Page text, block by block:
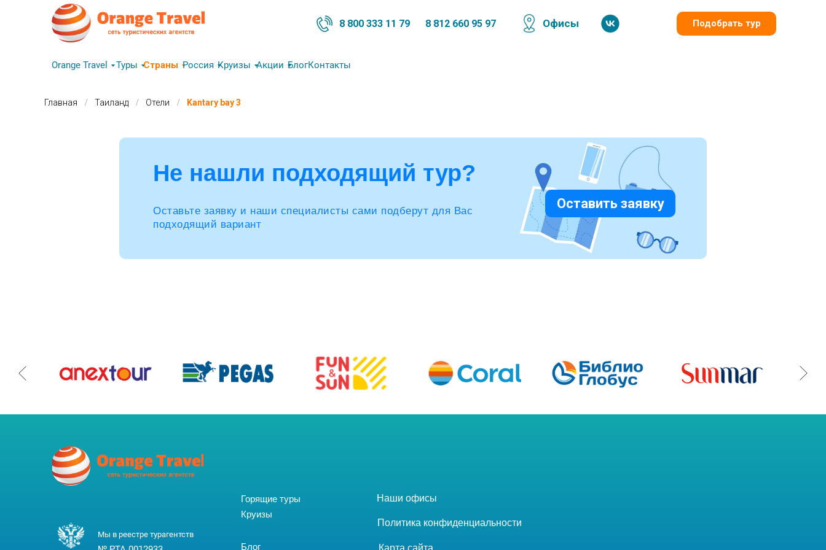
Подобрать тур
8 800 333 11 79 8 812 660 95 97 Офисы
Orange Travel Туры Страны Россия Круизы Акции БлогКонтакты
Главная / Таиланд / Отели / Kantary bay 3
Оставьте заявку и наши специалисты сами подберут для Вас
подходящий вариант
Не нашли подходящий тур?
Оставить заявку
Блог
Наши офисы
Политика конфиденциальности
Карта сайта
Горящие туры
Круизы
Мы в реестре турагентств